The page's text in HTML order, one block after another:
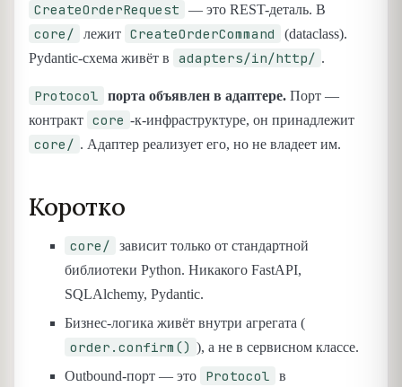
CreateOrderRequest — это REST-деталь. В
core/ лежит CreateOrderCommand
(dataclass).
Pydantic-схема живёт в
adapters/in/http/ .
Protocol порта объявлен в адаптере. Порт —
контракт core -к-инфраструктуре, он принадлежит
core/ . Адаптер реализует его, но не владеет им.
Коротко
core/
зависит только от стандартной
библиотеки Python. Никакого FastAPI,
SQLAlchemy, Pydantic.
Бизнес-логика живёт внутри агрегата (
order.confirm() ), а не в сервисном классе.
Outbound-порт — это
Protocol в